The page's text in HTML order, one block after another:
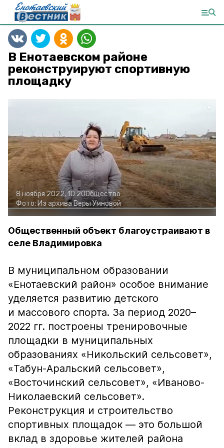
В Енотаевском районе
реконструируют спортивную
площадку
8 ноября 2022, 10:20Общество
Фото: Из архива Веры Умновой
Общественный объект благоустраивают в
селе Владимировка
В муниципальном образовании
«Енотаевский район» особое внимание
уделяется развитию детского
и массового спорта. За период 2020–
2022 гг. построены тренировочные
площадки в муниципальных
образованиях «Никольский сельсовет»,
«Табун-Аральский сельсовет»,
«Восточинский сельсовет», «Иваново-
Николаевский сельсовет».
Реконструкция и строительство
спортивных площадок — это большой
вклад в здоровье жителей района